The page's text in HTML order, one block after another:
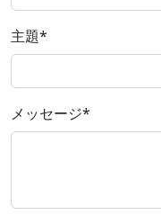
主題*
メッセージ*